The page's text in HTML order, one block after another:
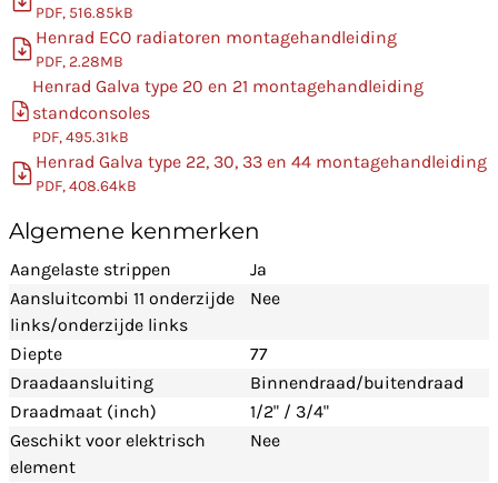
PDF, 516.85kB
Henrad ECO radiatoren montagehandleiding
PDF, 2.28MB
Henrad Galva type 20 en 21 montagehandleiding
standconsoles
PDF, 495.31kB
Henrad Galva type 22, 30, 33 en 44 montagehandleiding
PDF, 408.64kB
Algemene kenmerken
Aangelaste strippen
Ja
Aansluitcombi 11 onderzijde
links/onderzijde links
Nee
Diepte
77
Draadaansluiting
Binnendraad/buitendraad
Draadmaat (inch)
1/2" / 3/4"
Geschikt voor elektrisch
element
Nee